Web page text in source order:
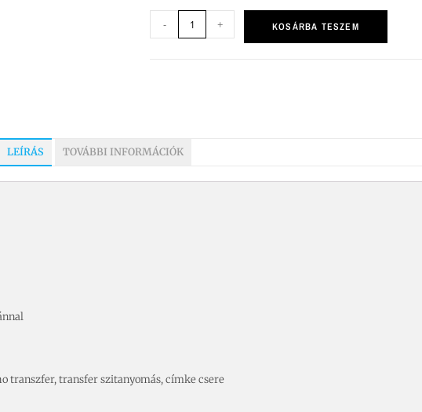
- + KOSÁRBA TESZEM
LEÍRÁS TOVÁBBI INFORMÁCIÓK
transzfer, transfer szitanyomás, címke csere